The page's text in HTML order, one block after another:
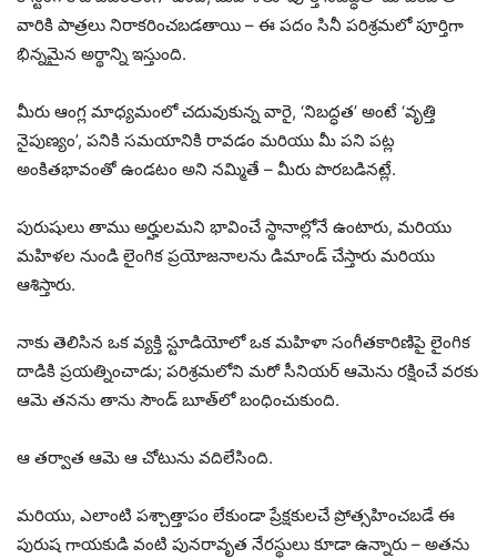
వారికి పాత్రలు నిరాకరించబడతాయి – ఈ పదం సినీ పరిశ్రమలో పూర్తిగా
భిన్నమైన అర్థాన్ని ఇస్తుంది.
మీరు ఆంగ్ల మాధ్యమంలో చదువుకున్న వారై, ‘నిబద్ధత’ అంటే ‘వృత్తి
నైపుణ్యం’, పనికి సమయానికి రావడం మరియు మీ పని పట్ల
అంకితభావంతో ఉండటం అని నమ్మితే – మీరు పొరబడినట్లే.
పురుషులు తాము అర్హులమని భావించే స్థానాల్లోనే ఉంటారు, మరియు
మహిళల నుండి లైంగిక ప్రయోజనాలను డిమాండ్ చేస్తారు మరియు
ఆశిస్తారు.
నాకు తెలిసిన ఒక వ్యక్తి స్టూడియోలో ఒక మహిళా సంగీతకారిణిపై లైంగిక
దాడికి ప్రయత్నించాడు; పరిశ్రమలోని మరో సీనియర్ ఆమెను రక్షించే వరకు
ఆమె తనను తాను సౌండ్ బూత్‌లో బంధించుకుంది.
ఆ తర్వాత ఆమె ఆ చోటును వదిలేసింది.
మరియు, ఎలాంటి పశ్చాత్తాపం లేకుండా ప్రేక్షకులచే ప్రోత్సహించబడే ఈ
పురుష గాయకుడి వంటి పునరావృత నేరస్థులు కూడా ఉన్నారు – అతను